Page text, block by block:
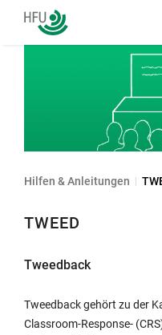
Hochschule
Furtwangen
Hilfen & Anleitungen
TWEED
Tweedback
Tweedback gehört zu der
Classroom-Response-